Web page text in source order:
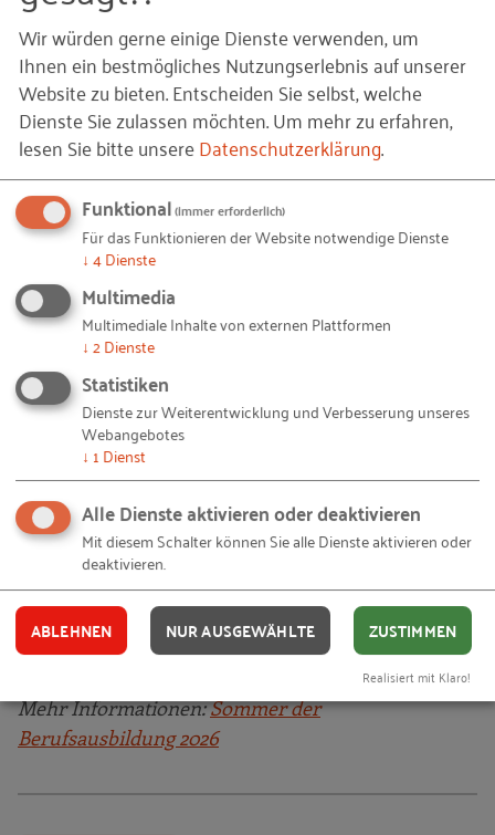
entstehen –am Beispiel vom Projekt Digiscouts und
weiteren Praxisbeispielen aus kleinen und mittleren
Betrieben.
...welche ersten Schritte Unternehmen direkt
Umfeld sichtbar zu machen und gezielt
weiterzuentwickeln.
Zielgruppe sind Ausbilder/innen,
Personalverantwortliche, Führungskräfte oder
Geschäftsführende aus kleinen und mittleren
Unternehmen.
Dieses Webseminar ist Teil des „Sommer der
Berufsausbildung 2026" – einer bundesweiten
Initiative der „Allianz für Aus- und Weiterbildung",
die von Juni bis Oktober 2026 die Chancen und
Vielfalt der Berufsausbildung in den Mittelpunkt
stellt. Ziel ist es, junge Menschen und
Ausbildungsbetriebe zusammenzubringen und die
duale Berufsausbildung als attraktiven Karriereweg
zu stärken.
Mehr Informationen:Sommer der
Berufsausbildung 2026
Wir würden gerne einige Dienste verwenden, um
Ihnen ein bestmögliches Nutzungserlebnis auf unserer
Website zu bieten. Entscheiden Sie selbst, welche
Dienste Sie zulassen möchten.Um mehr zu erfahren,
lesen Sie bitte unsereDatenschutzerklärung.
Funktional(immer erforderlich)
Für das Funktionieren der Website notwendige Dienste
↓ 4Dienste
Multimedia
Multimediale Inhalte von externen Plattformen
↓ 2Dienste
Statistiken
Dienste zur Weiterentwicklung und Verbesserung unseres
Webangebotes
↓ 1 Dienst
Alle Dienste aktivieren oder deaktivieren
Mit diesem Schalter können Sie alle Dienste aktivieren oder
deaktivieren.
ABLEHNEN NUR AUSGEWÄHLTE ZUSTIMMEN
Realisiert mit Klaro!